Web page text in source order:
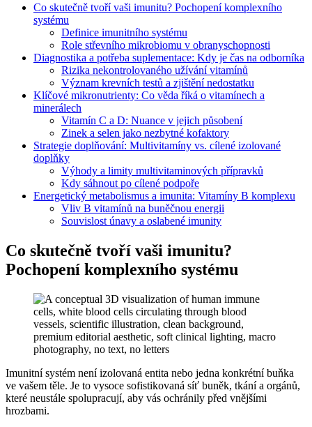
Co skutečně tvoří vaši imunitu? Pochopení komplexního
systému
Definice imunitního systému
Role střevního mikrobiomu v obranyschopnosti
Diagnostika a potřeba suplementace: Kdy je čas na odborníka
Rizika nekontrolovaného užívání vitamínů
Význam krevních testů a zjištění nedostatku
Klíčové mikronutrienty: Co věda říká o vitamínech a
minerálech
Vitamín C a D: Nuance v jejich působení
Zinek a selen jako nezbytné kofaktory
Strategie doplňování: Multivitamíny vs. cílené izolované
doplňky
Výhody a limity multivitaminových přípravků
Kdy sáhnout po cílené podpoře
Energetický metabolismus a imunita: Vitamíny B komplexu
Vliv B vitamínů na buněčnou energii
Souvislost únavy a oslabené imunity
Co skutečně tvoří vaši imunitu?
Pochopení komplexního systému
Imunitní systém není izolovaná entita nebo jedna konkrétní buňka
ve vašem těle. Je to vysoce sofistikovaná síť buněk, tkání a orgánů,
které neustále spolupracují, aby vás ochránily před vnějšími
hrozbami.